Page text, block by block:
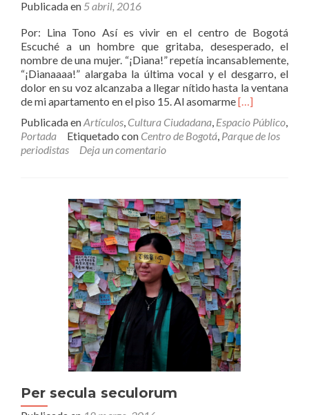
Publicada en 5 abril, 2016
Por: Lina Tono Así es vivir en el centro de Bogotá
Escuché a un hombre que gritaba, desesperado, el
nombre de una mujer. “¡Diana!” repetía incansablemente,
“¡Dianaaaa!” alargaba la última vocal y el desgarro, el
dolor en su voz alcanzaba a llegar nítido hasta la ventana
de mi apartamento en el piso 15. Al asomarmeLeer
en
las
[…]
Publicada enArtículos, Cultura Ciudadana, Espacio Público,
Portada
Etiquetado con Centro de Bogotá, Parque de los
periodistas
Deja un comentario
Per secula seculorum